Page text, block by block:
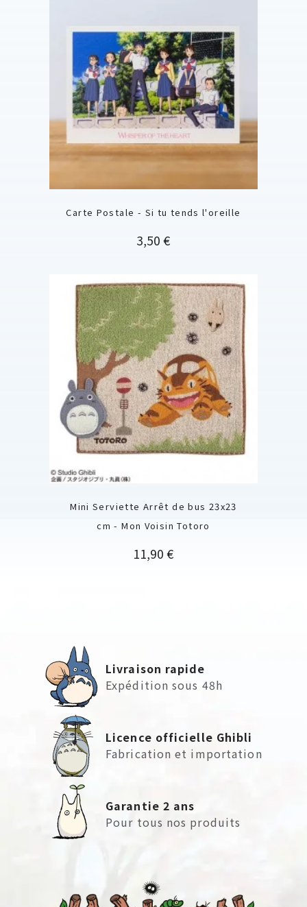
Carte Postale - Si tu tends l'oreille
Prix
3,50 €
Mini Serviette Arrêt de bus 23x23
cm - Mon Voisin Totoro
Prix
11,90 €
Livraison rapide
Expédition sous 48h
Licence officielle Ghibli
Fabrication et importation
Garantie 2 ans
Pour tous nos produits